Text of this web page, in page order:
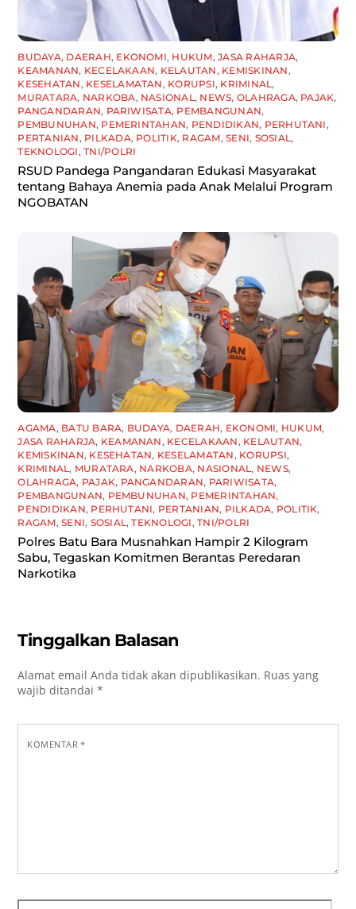
BUDAYA, DAERAH, EKONOMI, HUKUM,JASA RAHARJA,
KEAMANAN, KECELAKAAN, KELAUTAN, KEMISKINAN,
KESEHATAN, KESELAMATAN, KORUPSI, KRIMINAL,
MURATARA, NARKOBA, NASIONAL, NEWS, OLAHRAGA, PAJAK,
PANGANDARAN, PARIWISATA, PEMBANGUNAN,
PEMBUNUHAN, PEMERINTAHAN, PENDIDIKAN, PERHUTANI,
PERTANIAN, PILKADA, POLITIK, RAGAM,SENI, SOSIAL,
TEKNOLOGI,TNI/POLRI
RSUD Pandega Pangandaran Edukasi Masyarakat
tentang Bahaya Anemia pada Anak Melalui Program
NGOBATAN
AGAMA, BATU BARA, BUDAYA, DAERAH, EKONOMI, HUKUM,
JASA RAHARJA, KEAMANAN, KECELAKAAN, KELAUTAN,
KEMISKINAN, KESEHATAN, KESELAMATAN, KORUPSI,
KRIMINAL, MURATARA, NARKOBA, NASIONAL, NEWS,
OLAHRAGA, PAJAK, PANGANDARAN, PARIWISATA,
PEMBANGUNAN, PEMBUNUHAN, PEMERINTAHAN,
PENDIDIKAN, PERHUTANI, PERTANIAN, PILKADA, POLITIK,
RAGAM,SENI, SOSIAL,TEKNOLOGI,TNI/POLRI
Polres Batu Bara Musnahkan Hampir 2 Kilogram
Sabu, Tegaskan Komitmen Berantas Peredaran
Narkotika
Tinggalkan Balasan
Alamat email Anda tidak akan dipublikasikan. Ruas yang
wajib ditandai*
KOMENTAR*